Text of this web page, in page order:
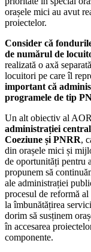
orașele mici au avut
proiectelor.
Consider că
de numărul de
realizată o axă
locuitori pe care îl
important că
programele de tip
Un alt obiectiv al
administrației
Coeziune și PNRR,
din orașele mici și
de oportunități pentru
propunem să
ale administrației
procesul de reformă
la îmbunătățirea
dorim să susținem
în accesarea
componente.